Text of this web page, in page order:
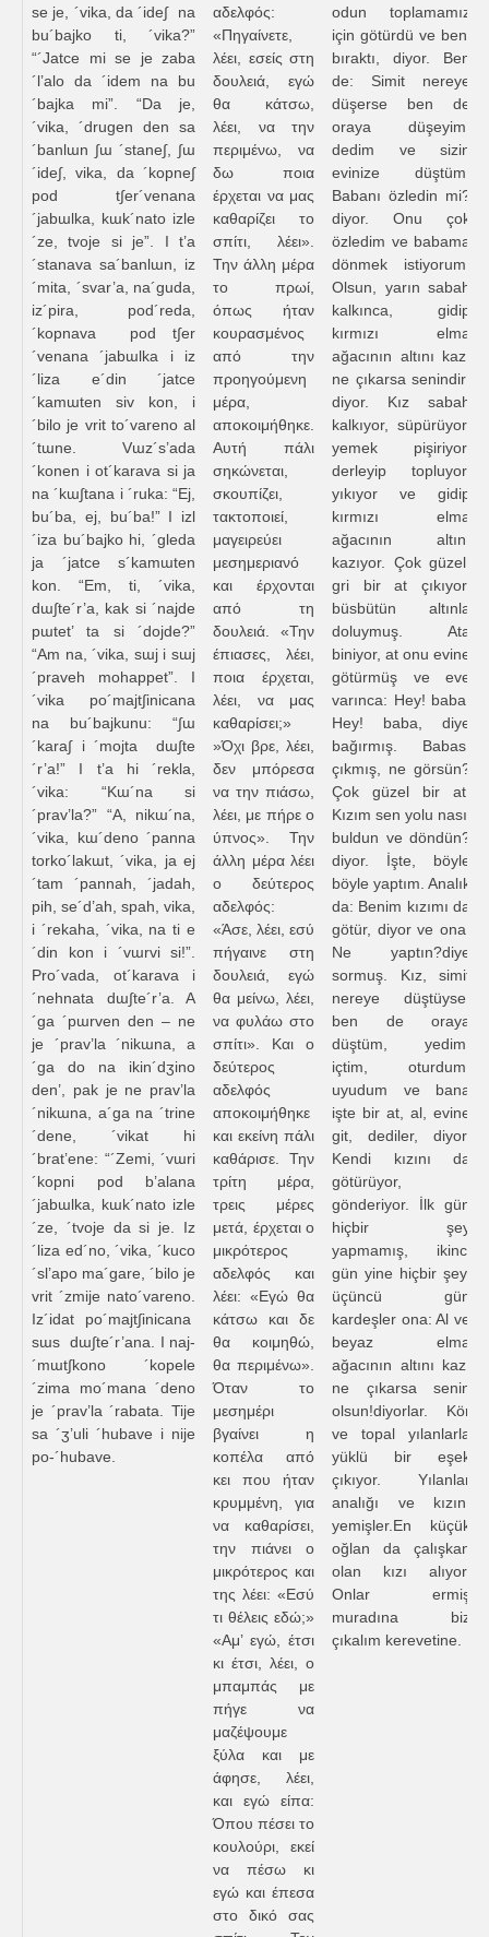
se je, ´vika, da ´ide∫ na
bu´bajko ti, ´vika?”
“´Jatce mi se je zaba
´l’alo da ´idem na bu
´bajka mi”. “Da je,
´vika, ´drugen den sa
´banlɯn ∫ɯ ´stane∫, ∫ɯ
´ide∫, vika, da ´kopne∫
pod t∫er´venana
´jabɯlka, kɯk´nato izle
´ze, tvoje si je”. I t’a
´stanava sa´banlɯn, iz
´mita, ´svar’a, na´guda,
iz´pira, pod´reda,
´kopnava pod t∫er
´venana ´jabɯlka i iz
´liza e´din ´jatce
´kamɯten siv kon, i
´bilo je vrit to´vareno al
´tɯne. Vɯz´s’ada
´konen i ot´karava si ja
na ´kɯ∫tana i ´ruka: “Ej,
bu´ba, ej, bu´ba!” I izl
´iza bu´bajko hi, ´gleda
ja ´jatce s´kamɯten
kon. “Em, ti, ´vika,
dɯ∫te´r’a, kak si ´najde
pɯtet’ ta si ´dojde?”
“Am na, ´vika, sɯj i sɯj
´praveh mohappet”. I
´vika po´majt∫inicana
na bu´bajkunu: “∫ɯ
´kara∫ i ´mojta dɯ∫te
´r’a!” I t’a hi ´rekla,
´vika: “Kɯ´na si
´prav’la?” “A, nikɯ´na,
´vika, kɯ´deno ´panna
torko´lakɯt, ´vika, ja ej
´tam ´pannah, ´jadah,
pih, se´d’ah, spah, vika,
i ´rekaha, ´vika, na ti e
´din kon i ´vɯrvi si!”.
Pro´vada, ot´karava i
´nehnata dɯ∫te´r’a. A
´ga ´pɯrven den – ne
je ´prav’la ´nikɯna, a
´ga do na ikin´dʒino
den’, pak je ne prav’la
´nikɯna, a´ga na ´trine
´dene, ´vikat hi
´brat’ene: “´Zemi, ´vɯri
´kopni pod b’alana
´jabɯlka, kɯk´nato izle
´ze, ´tvoje da si je. Iz
´liza ed´no, ´vika, ´kuco
´sl’apo ma´gare, ´bilo je
vrit ´zmije nato´vareno.
Iz´idat po´majt∫inicana
sɯs dɯ∫te´r’ana. I naj-
´mɯt∫kono ´kopele
´zima mo´mana ´deno
je ´prav’la ´rabata. Tije
sa ´ʒ’uli ´hubave i nije
po-´hubave.
αδελφός:
«Πηγαίνετε,
λέει, εσείς στη
δουλειά, εγώ
θα κάτσω,
λέει, να την
περιμένω, να
δω ποια
έρχεται να μας
καθαρίζει το
σπίτι, λέει».
Την άλλη μέρα
το πρωί,
όπως ήταν
κουρασμένος
από την
προηγούμενη
μέρα,
αποκοιμήθηκε.
Αυτή πάλι
σηκώνεται,
σκουπίζει,
τακτοποιεί,
μαγειρεύει
μεσημεριανό
και έρχονται
από τη
δουλειά. «Την
έπιασες, λέει,
ποια έρχεται,
λέει, να μας
καθαρίσει;»
»Όχι βρε, λέει,
δεν μπόρεσα
να την πιάσω,
λέει, με πήρε ο
ύπνος». Την
άλλη μέρα λέει
ο δεύτερος
αδελφός:
«Άσε, λέει, εσύ
πήγαινε στη
δουλειά, εγώ
θα μείνω, λέει,
να φυλάω στο
σπίτι». Και ο
δεύτερος
αδελφός
αποκοιμήθηκε
και εκείνη πάλι
καθάρισε. Την
τρίτη μέρα,
τρεις μέρες
μετά, έρχεται ο
μικρότερος
αδελφός και
λέει: «Εγώ θα
κάτσω και δε
θα κοιμηθώ,
θα περιμένω».
Όταν το
μεσημέρι
βγαίνει η
κοπέλα από
κει που ήταν
κρυμμένη, για
να καθαρίσει,
την πιάνει ο
μικρότερος και
της λέει: «Εσύ
τι θέλεις εδώ;»
«Αμ’ εγώ, έτσι
κι έτσι, λέει, ο
μπαμπάς με
πήγε να
μαζέψουμε
ξύλα και με
άφησε, λέει,
και εγώ είπα:
Όπου πέσει το
κουλούρι, εκεί
να πέσω κι
εγώ και έπεσα
στο δικό σας
odun toplamamız
için götürdü ve beni
bıraktı, diyor. Ben
de: Simit nereye
düşerse ben de
oraya düşeyim,
dedim ve sizin
evinize düştüm.
Babanı özledin mi?
diyor. Onu çok
özledim ve babama
dönmek istiyorum.
Olsun, yarın sabah
kalkınca, gidip
kırmızı elma
ağacının altını kaz,
ne çıkarsa senindir!
diyor. Kız sabah
kalkıyor, süpürüyor,
yemek pişiriyor,
derleyip topluyor,
yıkıyor ve gidip
kırmızı elma
ağacının altını
kazıyor. Çok güzel,
gri bir at çıkıyor,
büsbütün altınla
doluymuş. Ata
biniyor, at onu evine
götürmüş ve eve
varınca: Hey! baba,
Hey! baba, diye
bağırmış. Babası
çıkmış, ne görsün?
Çok güzel bir at.
Kızım sen yolu nasıl
buldun ve döndün?
diyor. İşte, böyle
böyle yaptım. Analık
da: Benim kızımı da
götür, diyor ve ona:
Ne yaptın?diye
sormuş. Kız, simit
nereye düştüyse,
ben de oraya
düştüm, yedim,
içtim, oturdum,
uyudum ve bana
işte bir at, al, evine
git, dediler, diyor.
Kendi kızını da
götürüyor,
gönderiyor. İlk gün
hiçbir şey
yapmamış, ikinci
gün yine hiçbir şey,
üçüncü gün
kardeşler ona: Al ve
beyaz elma
ağacının altını kaz,
ne çıkarsa senin
olsun!diyorlar. Kör
ve topal yılanlarla
yüklü bir eşek
çıkıyor. Yılanlar
analığı ve kızını
yemişler.En küçük
oğlan da çalışkan
olan kızı alıyor.
Onlar ermiş
muradına biz
çıkalım kerevetine.